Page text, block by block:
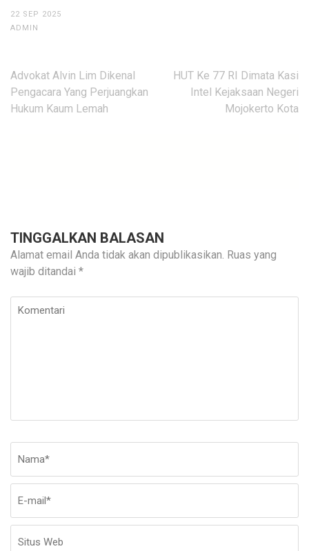
22 SEP 2025
ADMIN
Navigasi
pos
Advokat Alvin Lim Dikenal
Pengacara Yang Perjuangkan
Hukum Kaum Lemah
HUT Ke 77 RI Dimata Kasi
Intel Kejaksaan Negeri
Mojokerto Kota
TINGGALKAN BALASAN
Alamat email Anda tidak akan dipublikasikan. Ruas yang
wajib ditandai *
Komentari